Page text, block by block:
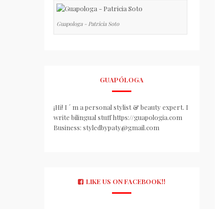
Guapologa - Patricia Soto
GUAPÓLOGA
¡Hi! I ´ m a personal stylist & beauty expert. I
write bilingual stuff https://guapologia.com
Business: styledbypaty@gmail.com
LIKE US ON FACEBOOK!!